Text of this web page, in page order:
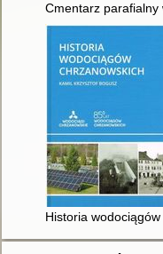
Cmentarz parafialny
Historia